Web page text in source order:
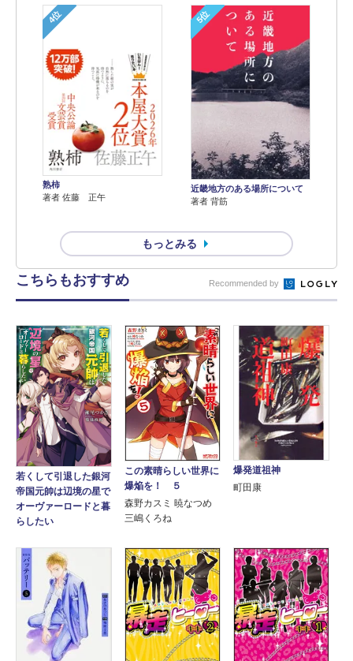
4位
熟柿
著者 佐藤 正午
5位
近畿地方のある場所について
著者 背筋
もっとみる
こちらもおすすめ Recommended by
若くして引退した銀河
帝国元帥は辺境の星で
オーヴァーロードと暮
らしたい
この素晴らしい世界に
爆焔を！ ５
森野カスミ 暁なつめ
三嶋くろね
爆発道祖神
町田康